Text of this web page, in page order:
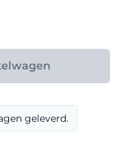
geleverd.